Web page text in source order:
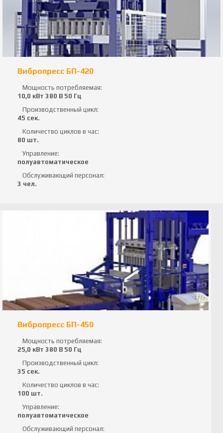
Вибропресс БП-420
Мощность потребляемая:
10,0 кВт 380 В 50 Гц
Производственный цикл:
45 сек.
Количество циклов в час:
80 шт.
Управление:
полуавтоматическое
Обслуживающий персонал:
3 чел.
Вибропресс БП-450
Мощность потребляемая:
25,0 кВт 380 В 50 Гц
Производственный цикл:
35 сек.
Количество циклов в час:
100 шт.
Управление:
полуавтоматическое
Обслуживающий персонал: